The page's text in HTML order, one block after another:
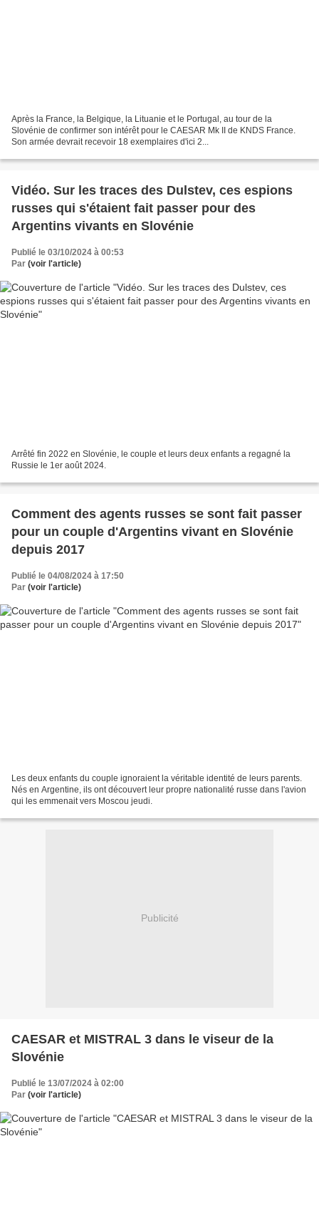
Après la France, la Belgique, la Lituanie et le Portugal, au tour de la
Slovénie de confirmer son intérêt pour le CAESAR Mk II de KNDS France.
Son armée devrait recevoir 18 exemplaires d'ici 2...
Vidéo. Sur les traces des Dulstev, ces espions
russes qui s'étaient fait passer pour des
Argentins vivants en Slovénie
Publié le 03/10/2024 à 00:53
Par (voir l'article)
Arrêté fin 2022 en Slovénie, le couple et leurs deux enfants a regagné la
Russie le 1er août 2024.
Comment des agents russes se sont fait passer
pour un couple d'Argentins vivant en Slovénie
depuis 2017
Publié le 04/08/2024 à 17:50
Par (voir l'article)
Les deux enfants du couple ignoraient la véritable identité de leurs parents.
Nés en Argentine, ils ont découvert leur propre nationalité russe dans l'avion
qui les emmenait vers Moscou jeudi.
Publicité
CAESAR et MISTRAL 3 dans le viseur de la
Slovénie
Publié le 13/07/2024 à 02:00
Par (voir l'article)